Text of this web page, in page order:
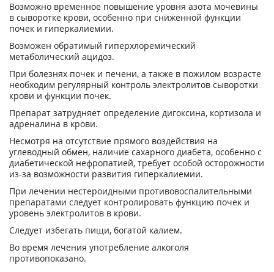
Возможно временное повышение уровня азота мочевины
в сыворотке крови, особенно при сниженной функции
почек и гиперкалиемии.
Возможен обратимый гиперхлоремический
метаболический ацидоз.
При болезнях почек и печени, а также в пожилом возрасте
необходим регулярный контроль электролитов сыворотки
крови и функции почек.
Препарат затрудняет определение дигоксина, кортизола и
адреналина в крови.
Несмотря на отсутствие прямого воздействия на
углеводный обмен, наличие сахарного диабета, особенно с
диабетической нефропатией, требует особой осторожности
из-за возможности развития гиперкалиемии.
При лечении нестероидными противовоспалительными
препаратами следует контролировать функцию почек и
уровень электролитов в крови.
Следует избегать пищи, богатой калием.
Во время лечения употребление алкоголя
противопоказано.